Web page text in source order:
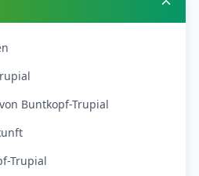
Buntkopf-Trupial
Trupial